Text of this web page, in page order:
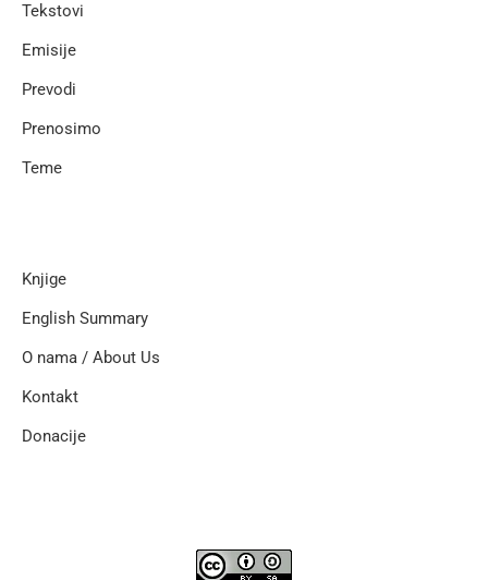
Tekstovi
Emisije
Prevodi
Prenosimo
Teme
Knjige
English Summary
O nama / About Us
Kontakt
Donacije